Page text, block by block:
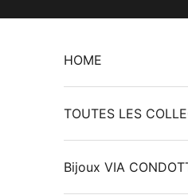
HOME
TOUTES LES
Bijoux VIA